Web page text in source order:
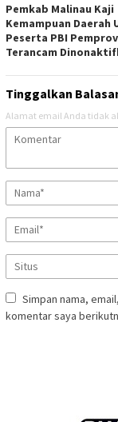
Pemkab Malinau Kaji
Kemampuan Daerah
Peserta PBI
Terancam
Tinggalkan
Alamat email Anda tidak
Simpan nama,
komentar saya